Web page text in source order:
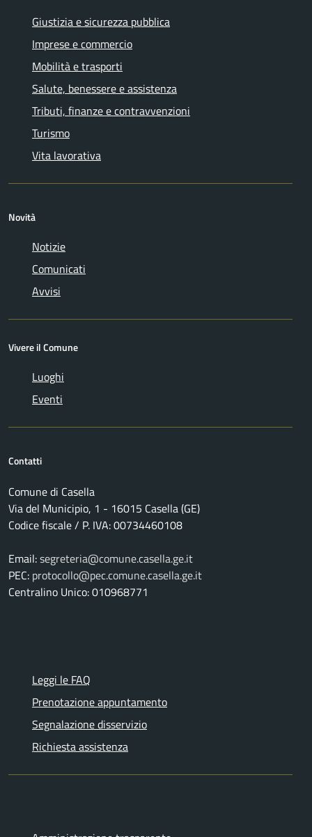
Giustizia e sicurezza pubblica
Imprese e commercio
Mobilità e trasporti
Salute, benessere e assistenza
Tributi, finanze e contravvenzioni
Turismo
Vita lavorativa
Novità
Notizie
Comunicati
Avvisi
Vivere il Comune
Luoghi
Eventi
Contatti
Comune di Casella
Via del Municipio, 1 - 16015 Casella (GE)
Codice fiscale / P. IVA: 00734460108
Email:segreteria@comune.casella.ge.it
PEC: protocollo@pec.comune.casella.ge.it
Centralino Unico: 010968771
Leggi le FAQ
Prenotazione appuntamento
Segnalazione disservizio
Richiesta assistenza